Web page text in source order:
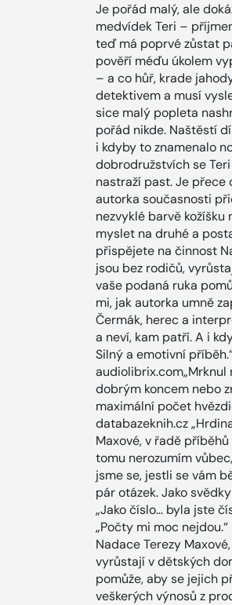
Je pořád malý, ale
medvídek Teri –
teď má poprvé zůstat
pověří méďu úkolem
– a co hůř, krade
detektivem a musí
sice malý popleta
pořád nikde. Naštěstí
i kdyby to znamenalo
dobrodružstvích se
nastraží past. Je přece
autorka současnosti
nezvyklé barvě kožíšku
myslet na druhé a
přispějete na činnost
jsou bez rodičů,
vaše podaná ruka
mi, jak autorka umně
Čermák, herec a
a neví, kam patří. A i
Silný a emotivní
audiolibrix.com„Mrknul
dobrým koncem nebo
maximální počet
databazeknih.cz
Maxové, v řadě
tomu nerozumím
jsme se, jestli se vám
pár otázek. Jako
„Jako číslo… byla jste
„Počty mi moc
Nadace Terezy
vyrůstají v dětských
pomůže, aby se jejich
veškerých výnosů z